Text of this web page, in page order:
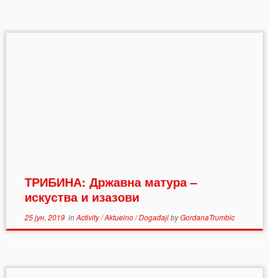
ТРИБИНА: Државна матура –
искуства и изазови
25 јун, 2019inActivity/Aktuelno/DogađajibyGordanaTrumbic